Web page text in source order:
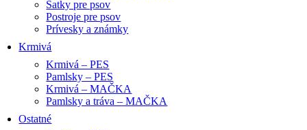
Šatky pre psov
Postroje pre psov
Prívesky a známky
Krmivá
Krmivá – PES
Pamlsky – PES
Krmivá – MAČKA
Pamlsky a tráva – MAČKA
Ostatné